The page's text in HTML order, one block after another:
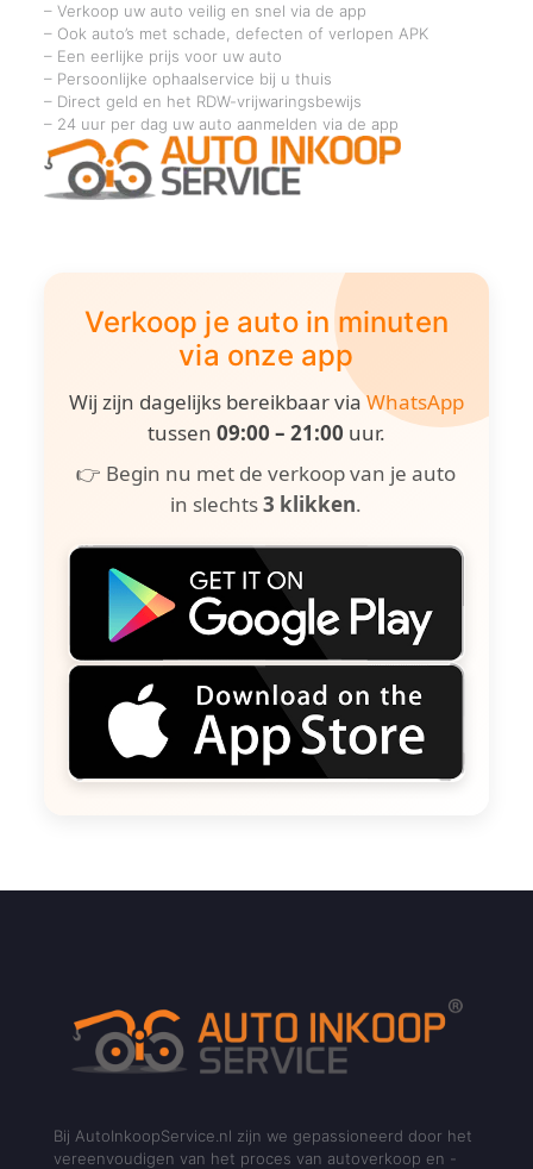
– Verkoop uw auto veilig en snel via de app
– Ook auto’s met schade, defecten of verlopen APK
– Een eerlijke prijs voor uw auto
– Persoonlijke ophaalservice bij u thuis
– Direct geld en het RDW-vrijwaringsbewijs
– 24 uur per dag uw auto aanmelden via de app
Verkoop je auto in minuten
via onze app
Wij zijn dagelijks bereikbaar viaWhatsApp
tussen 09:00 – 21:00 uur.
👉 Begin nu met de verkoop van je auto
in slechts3 klikken.
Bij AutoInkoopService.nl zijn we gepassioneerd door het
vereenvoudigen van het proces van autoverkoop en -